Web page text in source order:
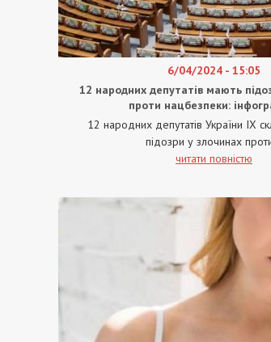
6/04/2024 - 15:05
12 народних депутатів мають
проти нацбезпеки:
12 народних депутатів України IX
підозри у злочинах
читати повністю